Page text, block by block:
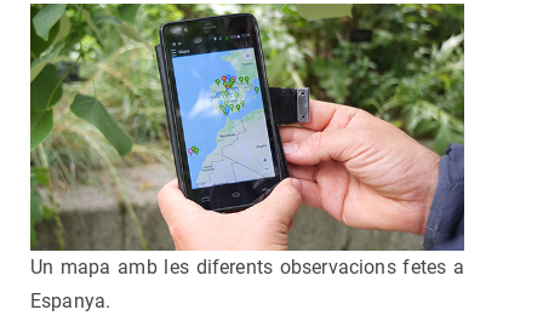
Un mapa amb les diferents observacions fetes a
Espanya.